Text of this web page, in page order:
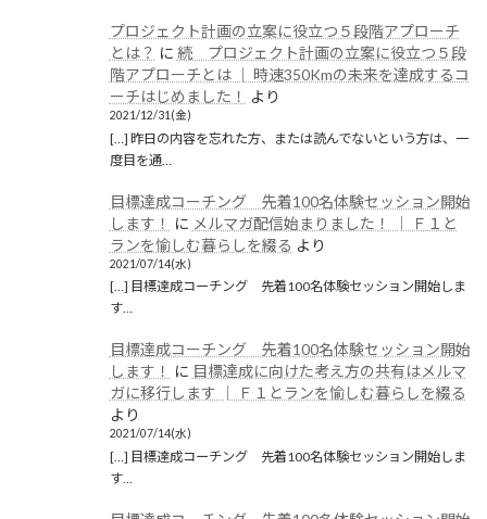
プロジェクト計画の立案に役立つ５段階アプローチ
とは？ に 続 プロジェクト計画の立案に役立つ５段
階アプローチとは │ 時速350Kmの未来を達成するコ
ーチはじめました！
より
2021/12/31(金)
[…] 昨日の内容を忘れた方、または読んでないという方は、一
度目を通…
目標達成コーチング 先着100名体験セッション開始
します！
に メルマガ配信始まりました！ │ Ｆ１と
ランを愉しむ暮らしを綴る より
2021/07/14(水)
[…] 目標達成コーチング 先着100名体験セッション開始しま
す…
目標達成コーチング 先着100名体験セッション開始
します！
に 目標達成に向けた考え方の共有はメルマ
ガに移行します │ Ｆ１とランを愉しむ暮らしを綴る
より
2021/07/14(水)
[…] 目標達成コーチング 先着100名体験セッション開始しま
す…